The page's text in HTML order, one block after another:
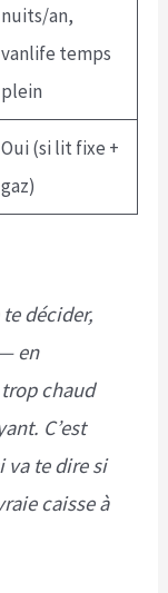
nuits/an,
vanlife temps
plein
Oui (si lit fixe +
gaz)
décider,
en
chaud
C’est
va te dire si
caisse à